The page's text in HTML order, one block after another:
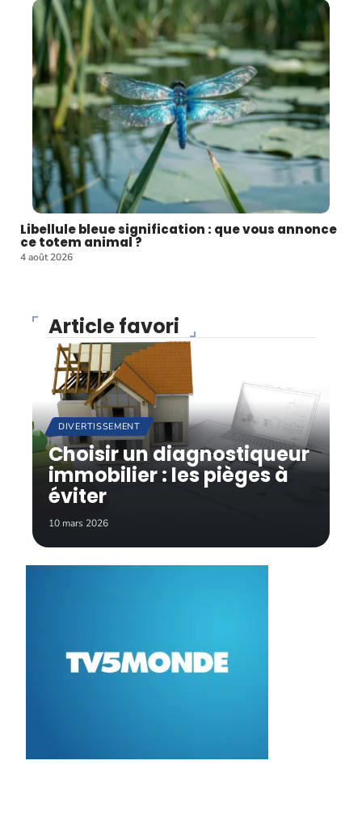
Libellule bleue signification : que vous annonce
ce totem animal ?
4 août 2026
Article favori
DIVERTISSEMENT
Choisir un diagnostiqueur
immobilier : les pièges à
éviter
10 mars 2026